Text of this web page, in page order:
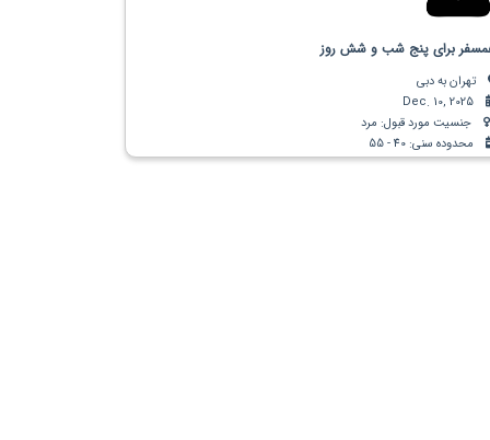
برای پنج شب و شش روز
تهران به دبی